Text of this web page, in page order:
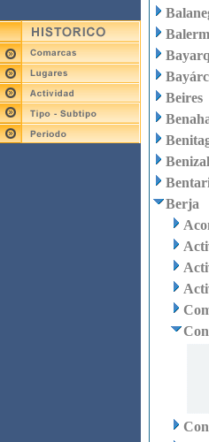
Beires
Berja